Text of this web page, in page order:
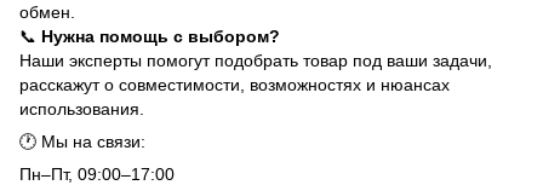
обмен.
📞 Нужна помощь с выбором?
Наши эксперты помогут подобрать товар под ваши задачи,
расскажут о совместимости, возможностях и нюансах
использования.
🕐 Мы на связи:
Пн–Пт, 09:00–17:00